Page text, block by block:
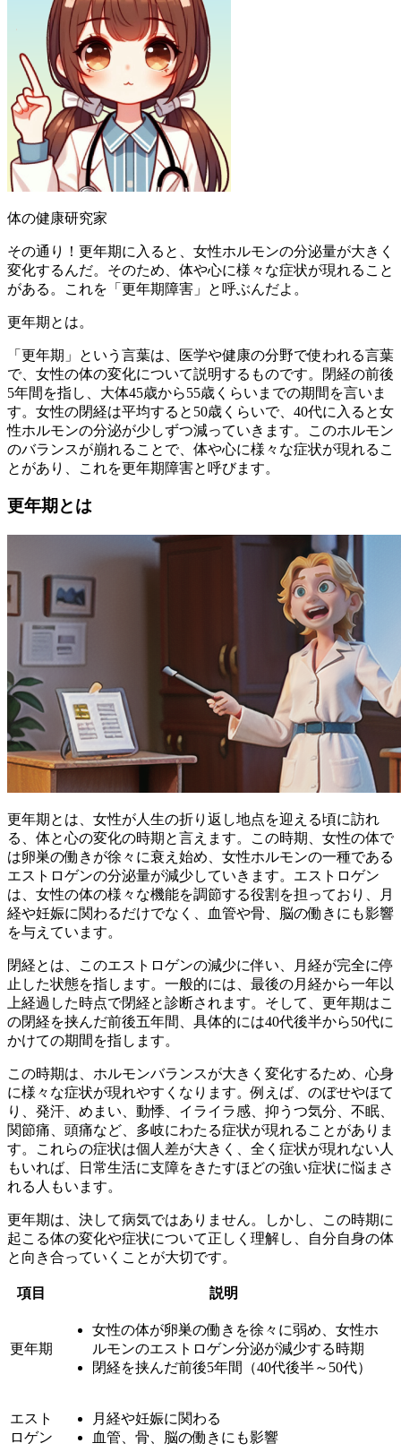
体の健康研究家
その通り！更年期に入ると、女性ホルモンの分泌量が大きく
変化するんだ。そのため、体や心に様々な症状が現れること
がある。これを「更年期障害」と呼ぶんだよ。
更年期とは。
「更年期」という言葉は、医学や健康の分野で使われる言葉
で、女性の体の変化について説明するものです。閉経の前後
5年間を指し、大体45歳から55歳くらいまでの期間を言いま
す。女性の閉経は平均すると50歳くらいで、40代に入ると女
性ホルモンの分泌が少しずつ減っていきます。このホルモン
のバランスが崩れることで、体や心に様々な症状が現れるこ
とがあり、これを更年期障害と呼びます。
更年期とは
更年期とは、女性が人生の折り返し地点を迎える頃に訪れ
る、体と心の変化の時期と言えます。この時期、女性の体で
は卵巣の働きが徐々に衰え始め、女性ホルモンの一種である
エストロゲンの分泌量が減少していきます。エストロゲン
は、女性の体の様々な機能を調節する役割を担っており、月
経や妊娠に関わるだけでなく、血管や骨、脳の働きにも影響
を与えています。
閉経とは、このエストロゲンの減少に伴い、月経が完全に停
止した状態を指します。一般的には、最後の月経から一年以
上経過した時点で閉経と診断されます。そして、更年期はこ
の閉経を挟んだ前後五年間、具体的には40代後半から50代に
かけての期間を指します。
この時期は、 ホルモンバランスが大きく変化するため、心身
に様々な症状が現れやすくなります。例えば、のぼせやほて
り、発汗、めまい、動悸、イライラ感、抑うつ気分、不眠、
関節痛、頭痛など、多岐にわたる症状が現れることがありま
す。これらの症状は個人差が大きく、全く症状が現れない人
もいれば、日常生活に支障をきたすほどの強い症状に悩まさ
れる人もいます。
更年期は、決して病気ではありません。しかし、この時期に
起こる体の変化や症状について正しく理解し、自分自身の体
と向き合っていくことが大切です。
項目 説明
更年期
女性の体が卵巣の働きを徐々に弱め、女性ホ
ルモンのエストロゲン分泌が減少する時期
閉経を挟んだ前後5年間（40代後半～50代）
エスト
ロゲン
月経や妊娠に関わる
血管、骨、脳の働きにも影響